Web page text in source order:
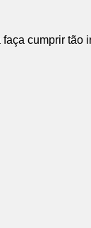
cumprir tão